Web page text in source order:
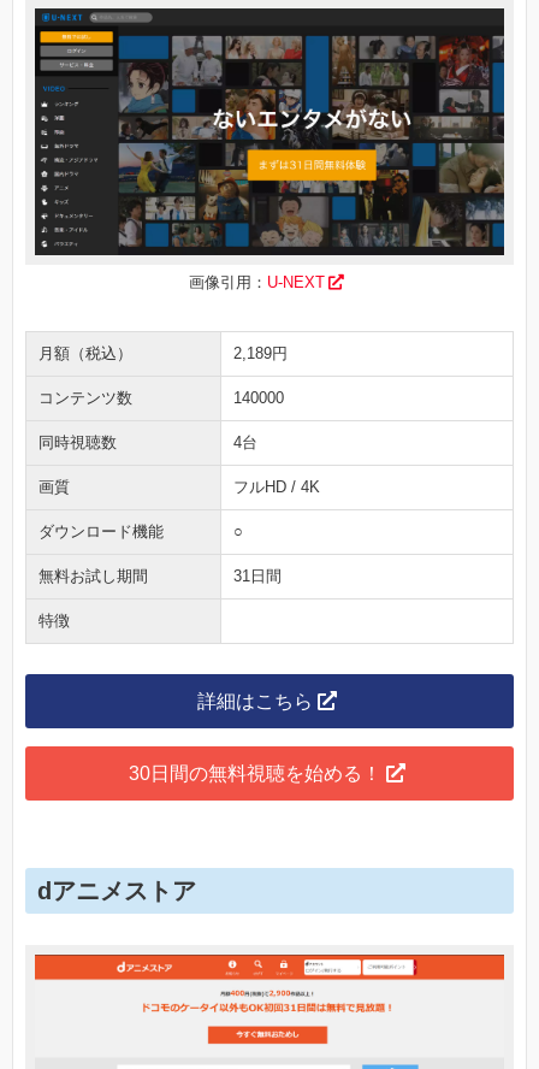
画像引用： U-NEXT
月額（税込） 2,189円
コンテンツ数 140000
同時視聴数 4台
画質 フルHD / 4K
ダウンロード機能 ○
無料お試し期間 31日間
特徴
詳細はこちら
30日間の無料視聴を始める！
dアニメストア